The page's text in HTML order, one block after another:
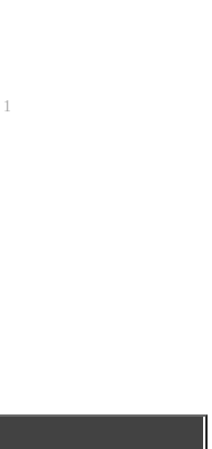
1